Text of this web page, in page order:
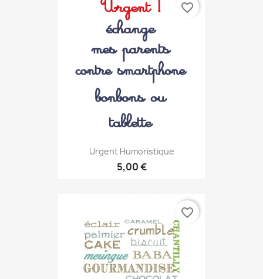
Urgent Humoristique
5,00 €
favorite_border
favorite_border